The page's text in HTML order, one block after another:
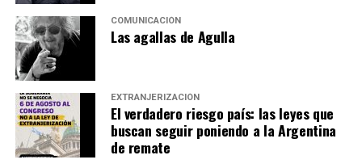
COMUNICACIÓN
Las agallas de Agulla
EXTRANJERIZACIÓN
El verdadero riesgo país: las leyes que
buscan seguir poniendo a la Argentina
de remate